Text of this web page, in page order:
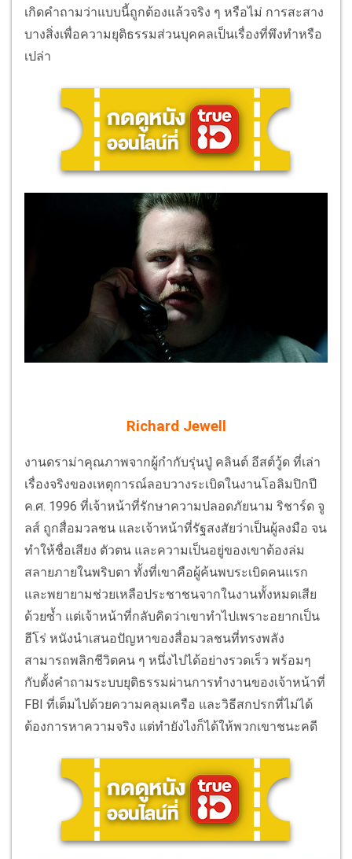
เกิดคำถามว่าแบบนี้ถูกต้องแล้วจริง ๆ หรือไม่ การสะสาง
บางสิ่งเพื่อความยุติธรรมส่วนบุคคลเป็นเรื่องที่พึงทำหรือ
เปล่า
Richard Jewell
งานดราม่าคุณภาพจากผู้กำกับรุ่นปู่ คลินต์ อีสต์วู้ด ที่เล่า
เรื่องจริงของเหตุการณ์ลอบวางระเบิดในงานโอลิมปิกปี
ค.ศ. 1996 ที่เจ้าหน้าที่รักษาความปลอดภัยนาม ริชาร์ด จู
ลส์ ถูกสื่อมวลชน และเจ้าหน้าที่รัฐสงสัยว่าเป็นผู้ลงมือ จน
ทำให้ชื่อเสียง ตัวตน และความเป็นอยู่ของเขาต้องล่ม
สลายภายในพริบตา ทั้งที่เขาคือผู้ค้นพบระเบิดคนแรก
และพยายามช่วยเหลือประชาชนจากในงานทั้งหมดเสีย
ด้วยซ้ำ แต่เจ้าหน้าที่กลับคิดว่าเขาทำไปเพราะอยากเป็น
ฮีโร่ หนังนำเสนอปัญหาของสื่อมวลชนที่ทรงพลัง
สามารถพลิกชีวิตคน ๆ หนึ่งไปได้อย่างรวดเร็ว พร้อมๆ
กับตั้งคำถามระบบยุติธรรมผ่านการทำงานของเจ้าหน้าที่
FBI ที่เต็มไปด้วยความคลุมเครือ และวิธีสกปรกที่ไม่ได้
ต้องการหาความจริง แต่ทำยังไงก็ได้ให้พวกเขาชนะคดี